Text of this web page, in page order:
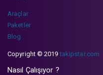
Araçlar
Paketler
Blog
Copyright © 2019takipstar.com
Nasıl Çalışıyor ?